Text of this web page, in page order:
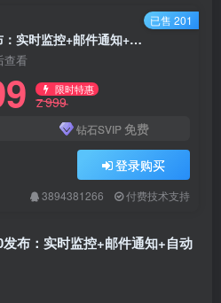
抖音主页解析源码v3.0发布：实时监控+邮件通知+自动下载｜MySQL数据库存储
查看
限时特惠
Z999
钻石SVIP 免费
登录购买
3894381266 付费技术支持
已售 201
布：实时监控+邮件通知+自动